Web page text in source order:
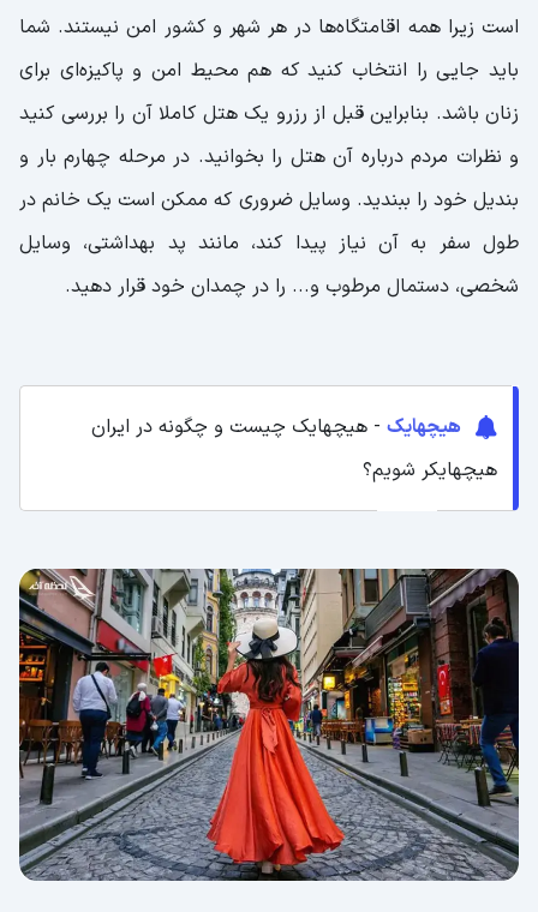
است زیرا همه اقامتگاه‌ها در هر شهر و کشور امن نیستند. شما
باید جایی را انتخاب کنید که هم محیط امن و پاکیزه‌ای برای
زنان باشد. بنابراین قبل از رزرو یک هتل کاملا آن را بررسی کنید
و نظرات مردم درباره آن هتل را بخوانید. در مرحله چهارم بار و
بندیل خود را ببندید. وسایل ضروری که ممکن است یک خانم در
طول سفر به آن نیاز پیدا کند، مانند پد بهداشتی، وسایل
شخصی، دستمال مرطوب و... را در چمدان خود قرار دهید.
هیچهایک - هیچهایک چیست و چگونه در ایران
هیچهایکر شویم؟